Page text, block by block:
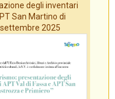
degli inventari
San Martino di
2025